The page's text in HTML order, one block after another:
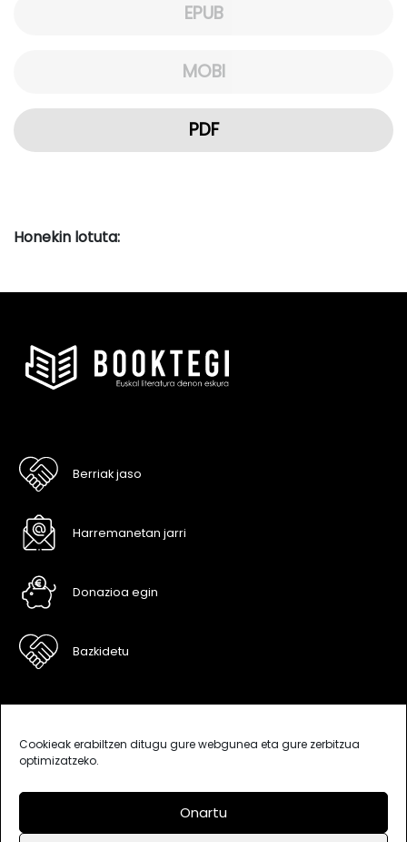
Cookieak erabiltzen ditugu gure webgunea eta gure zerbitzua
optimizatzeko.
Onartu
EPUB
MOBI
PDF
Honekin lotuta:
Berriak jaso
Harremanetan jarri
Donazioa egin
Bazkidetu